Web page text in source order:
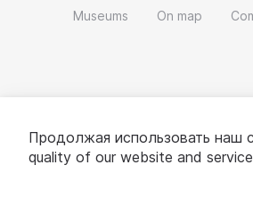
Museums On map
Продолжая использовать наш
quality of our website and